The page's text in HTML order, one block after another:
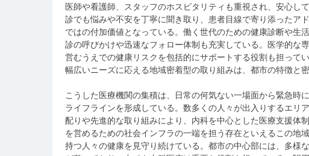
医師や看護師、スタッフのホスピタリティも重視され、安心し
診でも悩みや不安を丁寧に聞き取り、患者目線で寄り添ったア
ではの付加価値となっている。働く世代のための健康診断や生
診の呼びかけや迅速なフォロー体制も充実している。医学的な
営むうえでの健康リスクを包括的にサポートする役割も担って
幅広いニーズに応える地域密着型の取り組みは、都市の特徴と
こうした医療機関の集積は、日常の何気ない一場面から緊急時
ライフラインを形成している。数多くの人々が出入りするエリ
配りや先進的な取り組みにより、内科を中心とした医療支援体
を営めるための社会インフラの一端を担う存在といえるこの地
持つ人々の健康を見守り続けている。都市の中心部には、多様